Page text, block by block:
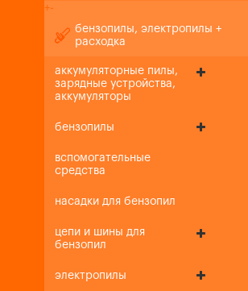
+-
бензопилы, электропилы +
расходка
аккумуляторные пилы,
зарядные устройства,
аккумуляторы
бензопилы
вспомогательные
средства
насадки для бензопил
цепи и шины для
бензопил
электропилы